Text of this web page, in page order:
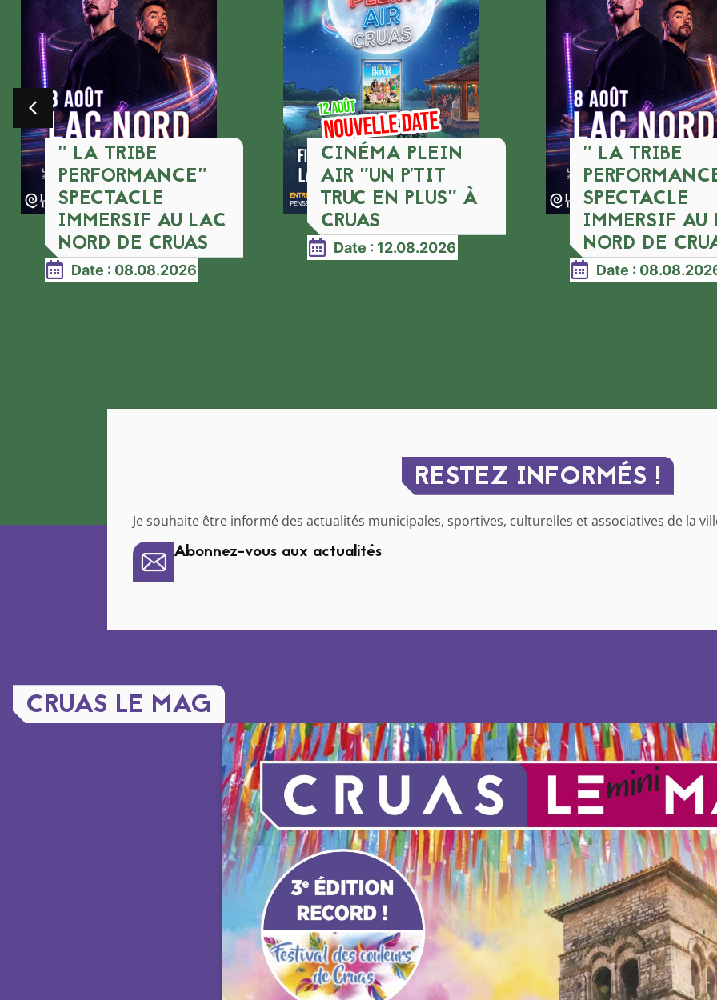
" LA TRIBE
PERFORMANCE"
SPECTACLE
IMMERSIF AU LAC
NORD DE CRUAS
Date : 08.08.2026
CINÉMA PLEIN
AIR "UN P'TIT
TRUC EN PLUS" À
CRUAS
Date : 12.08.2026
" LA TRIBE
SPECTACLE
IMMERSIF AU
NORD DE
Date :
RESTEZ INFORMÉS !
Je souhaite être informé des actualités municipales, sportives, culturelles et associatives de la
Abonnez-vous aux actualités
CRUAS LE MAG